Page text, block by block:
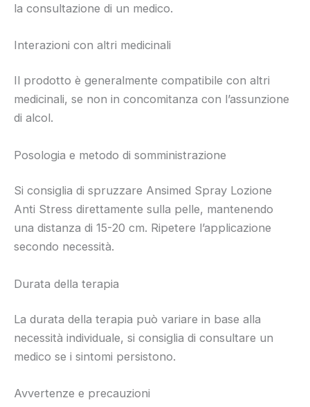
la consultazione di un medico.
Interazioni con altri medicinali
Il prodotto è generalmente compatibile con altri
medicinali, se non in concomitanza con l’assunzione
di alcol.
Posologia e metodo di somministrazione
Si consiglia di spruzzare Ansimed Spray Lozione
Anti Stress direttamente sulla pelle, mantenendo
una distanza di 15-20 cm. Ripetere l’applicazione
secondo necessità.
Durata della terapia
La durata della terapia può variare in base alla
necessità individuale, si consiglia di consultare un
medico se i sintomi persistono.
Avvertenze e precauzioni